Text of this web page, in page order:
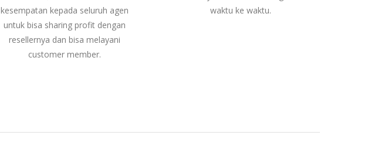
kesempatan kepada seluruh agen
untuk bisa sharing profit dengan
resellernya dan bisa melayani
customer member.
waktu ke waktu.